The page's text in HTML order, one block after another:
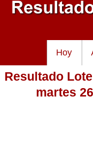
Hoy
Baloto
Resultado
martes